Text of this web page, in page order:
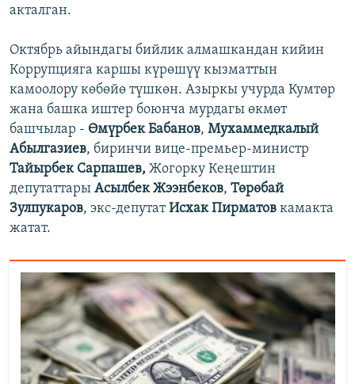
акталган.
Октябрь айындагы бийлик алмашкандан кийин
Коррупцияга каршы күрөшүү кызматтын
камоолору көбөйө түшкөн. Азыркы учурда Кумтөр
жана башка иштер боюнча мурдагы өкмөт
башчылар - Өмүрбек Бабанов, Мухаммедкалый
Абылгазиев, биринчи вице-премьер-министр
Тайырбек Сарпашев, Жогорку Кеңештин
депутаттары Асылбек Жээнбеков, Төрөбай
Зулпукаров, экс-депутатИсхак Пирматов камакта
жатат.